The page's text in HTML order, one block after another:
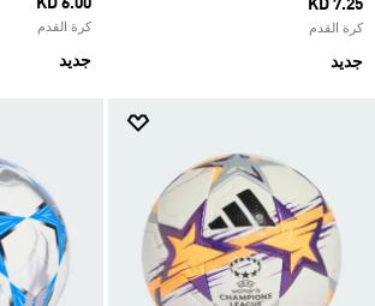
KD 7.25
كرة القدم
جديد
KD 6.00
كرة القدم
جديد